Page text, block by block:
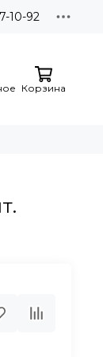
10-92
Корзина